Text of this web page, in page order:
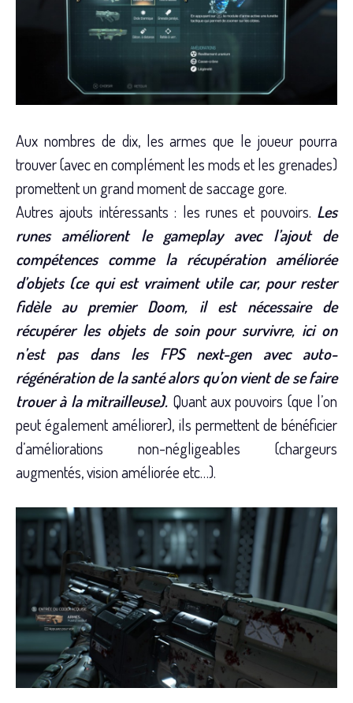
Aux nombres de dix, les armes que le joueur pourra
trouver (avec en complément les mods et les grenades)
promettent un grand moment de saccage gore.
Autres ajouts intéressants : les runes et pouvoirs. Les
runes améliorent le gameplay avec l’ajout de
compétences comme la récupération améliorée
d’objets (ce qui est vraiment utile car, pour rester
fidèle au premier Doom, il est nécessaire de
récupérer les objets de soin pour survivre, ici on
n’est pas dans les FPS next-gen avec auto-
régénération de la santé alors qu’on vient de se faire
trouer à la mitrailleuse). Quant aux pouvoirs (que l’on
peut également améliorer), ils permettent de bénéficier
d’améliorations non-négligeables (chargeurs
augmentés, vision améliorée etc…).